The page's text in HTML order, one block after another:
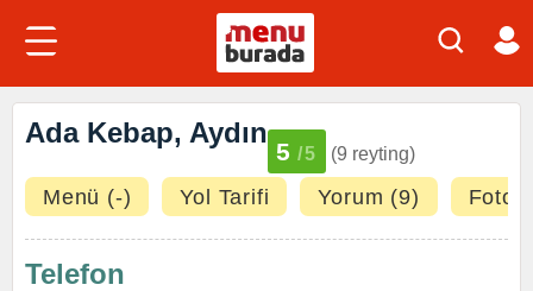
Ada Kebap, Aydın
5 /5 (9 reyting)
Menü (-) Yol Tarifi Yorum (9)
Telefon